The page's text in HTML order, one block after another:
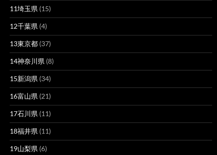
11埼玉県 (15)
12千葉県 (4)
13東京都 (37)
14神奈川県 (8)
15新潟県 (34)
16富山県 (21)
17石川県 (11)
18福井県 (11)
19山梨県 (6)